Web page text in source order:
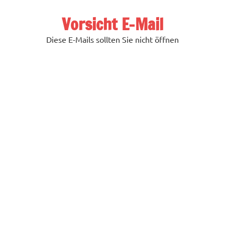
Vorsicht E-Mail
Diese E-Mails sollten Sie nicht öffnen